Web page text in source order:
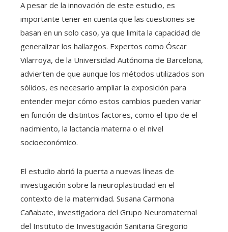
A pesar de la innovación de este estudio, es
importante tener en cuenta que las cuestiones se
basan en un solo caso, ya que limita la capacidad de
generalizar los hallazgos. Expertos como Óscar
Vilarroya, de la Universidad Autónoma de Barcelona, ​​
advierten de que aunque los métodos utilizados son
sólidos, es necesario ampliar la exposición para
entender mejor cómo estos cambios pueden variar
en función de distintos factores, como el tipo de el
nacimiento, la lactancia materna o el nivel
socioeconómico.
El estudio abrió la puerta a nuevas líneas de
investigación sobre la neuroplasticidad en el
contexto de la maternidad. Susana Carmona
Cañabate, investigadora del Grupo Neuromaternal
del Instituto de Investigación Sanitaria Gregorio